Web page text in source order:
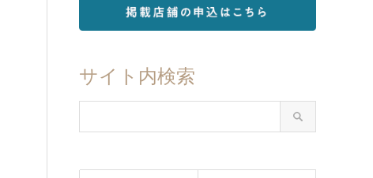
サイト内検索